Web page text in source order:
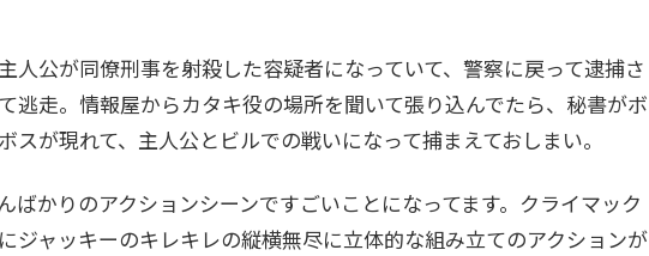
人公が同僚刑事を射殺した容疑者になっていて、警察に戻って逮捕さ
逃走。情報屋からカタキ役の場所を聞いて張り込んでたら、秘書がボ
スが現れて、主人公とビルでの戦いになって捕まえておしまい。
かりのアクションシーンですごいことになってます。クライマック
ジャッキーのキレキレの縦横無尽に立体的な組み立てのアクションが